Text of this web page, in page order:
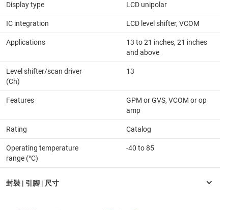
Display type LCD unipolar
IC integration LCD level shifter, VCOM
Applications
13 to 21 inches, 21 inches
and above
Level shifter/scan driver
(Ch)
13
Features
GPM or GVS, VCOM or op
amp
Rating Catalog
Operating temperature
range (°C)
-40 to 85